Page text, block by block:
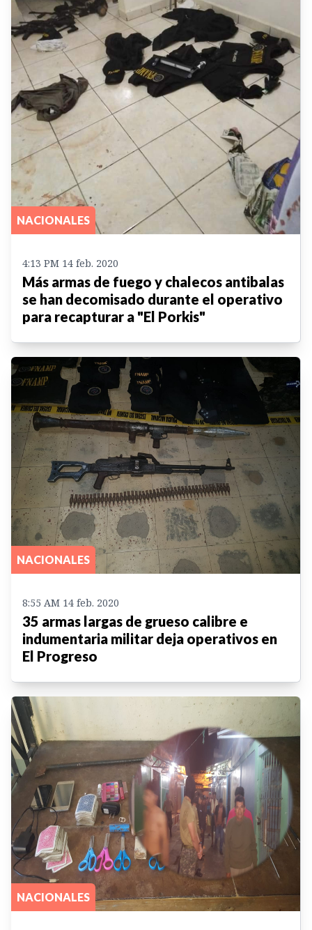
NACIONALES
4:13 PM 14 feb. 2020
Más armas de fuego y chalecos antibalas
se han decomisado durante el operativo
para recapturar a "El Porkis"
NACIONALES
8:55 AM 14 feb. 2020
35 armas largas de grueso calibre e
indumentaria militar deja operativos en
El Progreso
NACIONALES